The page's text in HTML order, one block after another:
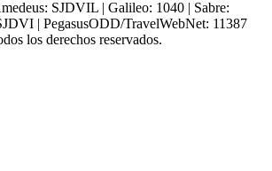
SJDVIL | Galileo: 1040 | Sabre:
| PegasusODD/TravelWebNet: 11387
los derechos reservados.